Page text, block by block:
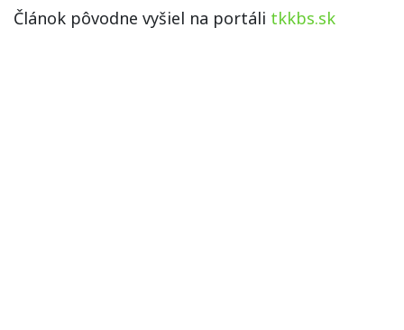
Článok pôvodne vyšiel na portáli tkkbs.sk